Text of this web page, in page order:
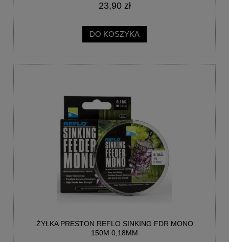
23,90 zł
DO KOSZYKA
ŻYŁKA PRESTON REFLO SINKING FDR MONO
150M 0,18MM